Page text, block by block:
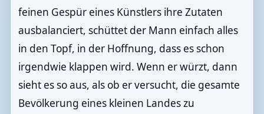
feinen Gespür eines Künstlers ihre Zutaten
ausbalanciert, schüttet der Mann einfach alles
in den Topf, in der Hoffnung, dass es schon
irgendwie klappen wird. Wenn er würzt, dann
sieht es so aus, als ob er versucht, die gesamte
Bevölkerung eines kleinen Landes zu